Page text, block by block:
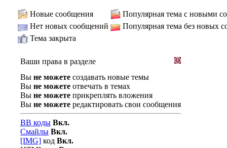
Новые сообщения
Популярная тема с новыми
Нет новых сообщений
Популярная тема без новых
Тема закрыта
Ваши права в разделе
Вы не можете создавать новые темы
Вы не можете отвечать в темах
Вы не можете прикреплять вложения
Вы не можете редактировать свои сообщения
BB коды Вкл.
Смайлы Вкл.
[IMG] код Вкл.